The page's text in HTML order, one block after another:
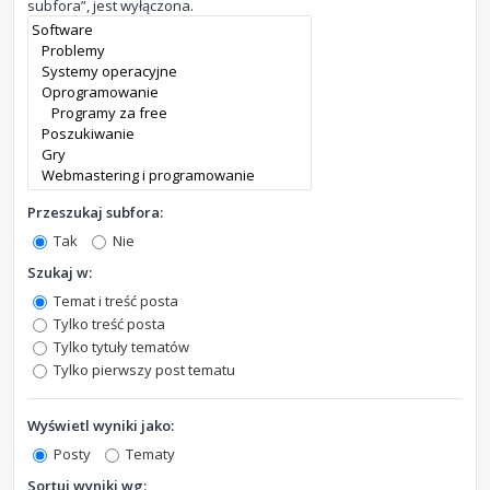
subfora”, jest wyłączona.
Przeszukaj subfora:
Tak
Nie
Szukaj w:
Temat i treść posta
Tylko treść posta
Tylko tytuły tematów
Tylko pierwszy post tematu
Wyświetl wyniki jako:
Posty
Tematy
Sortuj wyniki wg: